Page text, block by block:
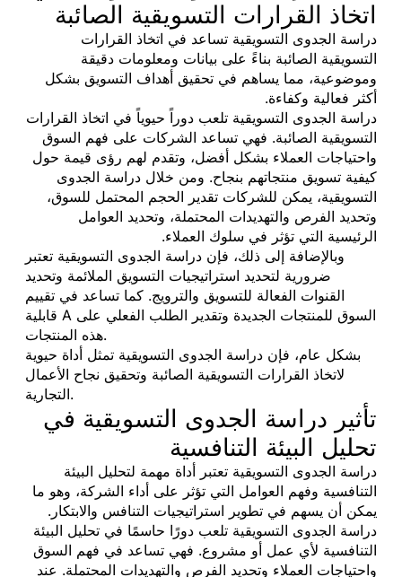
اتخاذ القرارات التسويقية الصائبة
دراسة الجدوى التسويقية تساعد في اتخاذ القرارات
التسويقية الصائبة بناءً على بيانات ومعلومات دقيقة
وموضوعية، مما يساهم في تحقيق أهداف التسويق بشكل
أكثر فعالية وكفاءة.
دراسة الجدوى التسويقية تلعب دوراً حيوياً في اتخاذ القرارات
التسويقية الصائبة. فهي تساعد الشركات على فهم السوق
واحتياجات العملاء بشكل أفضل، وتقدم لهم رؤى قيمة حول
كيفية تسويق منتجاتهم بنجاح. ومن خلال دراسة الجدوى
التسويقية، يمكن للشركات تقدير الحجم المحتمل للسوق،
وتحديد الفرص والتهديدات المحتملة، وتحديد العوامل
الرئيسية التي تؤثر في سلوك العملاء.
وبالإضافة إلى ذلك، فإن دراسة الجدوى التسويقية تعتبر
ضرورية لتحديد استراتيجيات التسويق الملائمة وتحديد
القنوات الفعالة للتسويق والترويج. كما تساعد في تقييم
قابلية A السوق للمنتجات الجديدة وتقدير الطلب الفعلي على
هذه المنتجات.
بشكل عام، فإن دراسة الجدوى التسويقية تمثل أداة حيوية
لاتخاذ القرارات التسويقية الصائبة وتحقيق نجاح الأعمال
التجارية.
تأثير دراسة الجدوى التسويقية في
تحليل البيئة التنافسية
دراسة الجدوى التسويقية تعتبر أداة مهمة لتحليل البيئة
التنافسية وفهم العوامل التي تؤثر على أداء الشركة، وهو ما
يمكن أن يسهم في تطوير استراتيجيات التنافس والابتكار.
دراسة الجدوى التسويقية تلعب دورًا حاسمًا في تحليل البيئة
التنافسية لأي عمل أو مشروع. فهي تساعد في فهم السوق
واحتياجات العملاء وتحديد الفرص والتهديدات المحتملة. عند